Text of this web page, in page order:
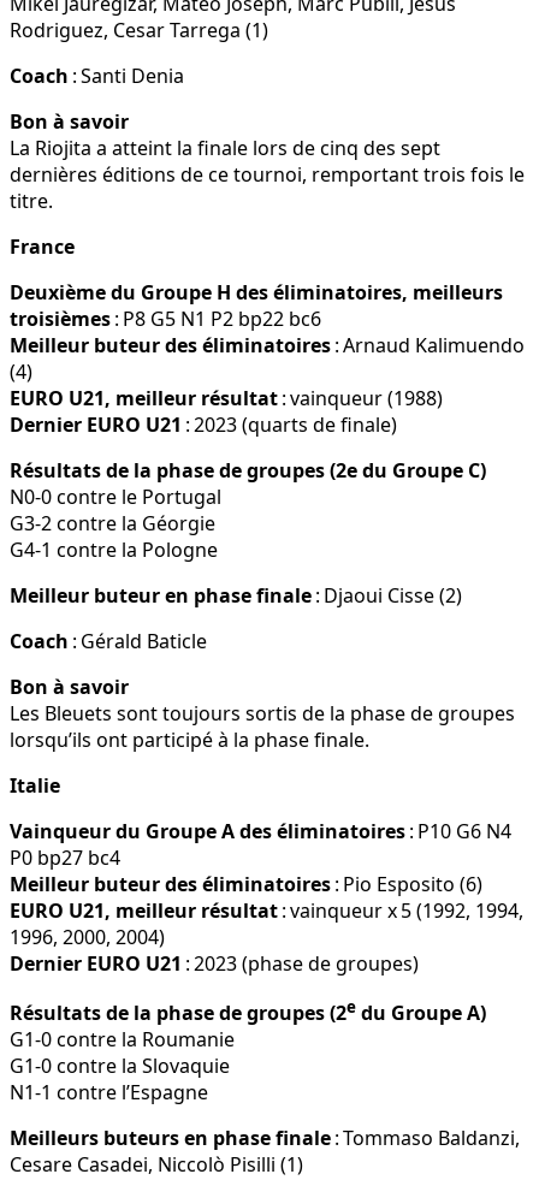
Rodriguez, Cesar Tarrega (1)
Coach : Santi Denia
Bon à savoir
La Riojita a atteint la finale lors de cinq des sept
dernières éditions de ce tournoi, remportant trois fois le
titre.
France
Deuxième du Groupe H des éliminatoires, meilleurs
troisièmes: P8 G5 N1 P2 bp22 bc6
Meilleur buteur des éliminatoires: Arnaud Kalimuendo
(4)
EURO U21, meilleur résultat: vainqueur (1988)
Dernier EURO U21 : 2023 (quarts de finale)
Résultats de la phase de groupes (2e du Groupe C)
N0-0 contre le Portugal
G3-2 contre la Géorgie
G4-1 contre la Pologne
Meilleur buteur en phase finale: Djaoui Cisse (2)
Coach : Gérald Baticle
Bon à savoir
Les Bleuets sont toujours sortis de la phase de groupes
lorsqu’ils ont participé à la phase finale.
Italie
Vainqueur du Groupe A des éliminatoires: P10 G6 N4
P0 bp27 bc4
Meilleur buteur des éliminatoires: Pio Esposito (6)
EURO U21, meilleur résultat: vainqueur x 5 (1992, 1994,
1996, 2000, 2004)
Dernier EURO U21 : 2023 (phase de groupes)
Résultats de la phase de groupes (2e du Groupe A)
G1-0 contre la Roumanie
G1-0 contre la Slovaquie
N1-1 contre l’Espagne
Meilleurs buteurs en phase finale: Tommaso Baldanzi,
Cesare Casadei, Niccolò Pisilli (1)